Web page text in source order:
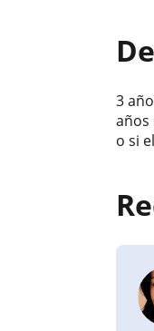
3
años
o si